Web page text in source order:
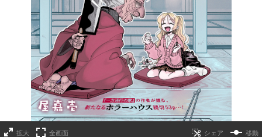
拡大 全画面 移動